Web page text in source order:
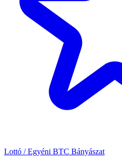
Lottó / Egyéni BTC Bányászat